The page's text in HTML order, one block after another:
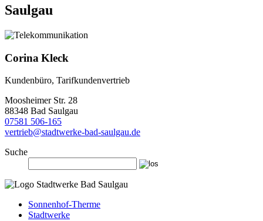
Saulgau
Corina Kleck
Kundenbüro, Tarifkundenvertrieb
Moosheimer Str. 28
88348 Bad Saulgau
07581 506-165
vertrieb@stadtwerke-bad-saulgau.de
Suche
Sonnenhof-Therme
Stadtwerke